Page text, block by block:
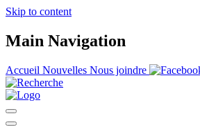
Skip to content
Main Navigation
Accueil Nouvelles Nous joindre